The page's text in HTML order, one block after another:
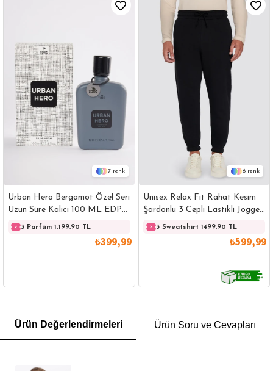
7
Urban Hero Bergamot Özel Seri
Uzun Süre Kalıcı 100 ML EDP
Erkek Parfüm
3 Parfüm 1.199,90 TL 3 Parfüm 1.199,90 TL
₺399,99
6
Unisex Relax Fit Rahat Kesim
Şardonlu 3 Cepli Lastikli Jogger
Paça Siyah Eşofman Altı
3 Sweatshirt 1499,90 TL
₺599,99
POLO YAKA T-SHIRT KEMER BOXER
Ürün Değerlendirmeleri Ürün Soru ve Cevapları